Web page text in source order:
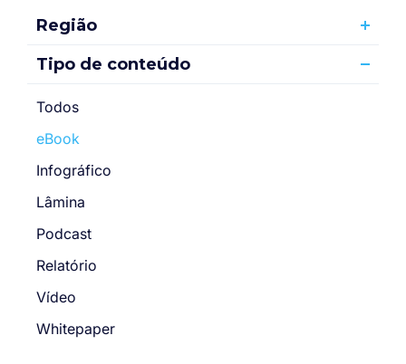
Região
Tipo de conteúdo
Todos
eBook
Infográfico
Lâmina
Podcast
Relatório
Vídeo
Whitepaper